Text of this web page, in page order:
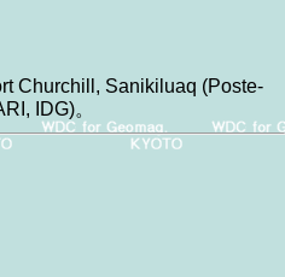
Churchill, Sanikiluaq (Poste-
IDG)。